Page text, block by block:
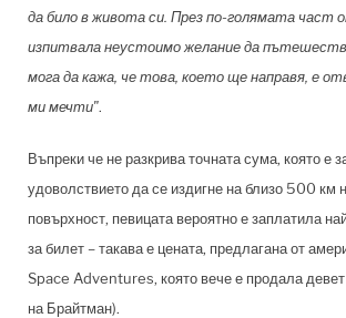
да било в живота си. През по-голямата част
изпитвала неустоимо желание да
мога да кажа, че това, което ще направя, е
ми мечти".
Въпреки че не разкрива точната сума, която е
удоволствието да се издигне на близо 500 км
повърхност, певицата вероятно е заплатила
за билет – такава е цената, предлагана от
Space Adventures, която вече е продала девет
на Брайтман).